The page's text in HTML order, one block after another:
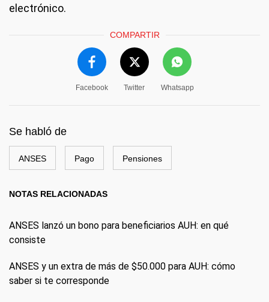
electrónico.
COMPARTIR
Facebook Twitter Whatsapp
Se habló de
ANSES Pago Pensiones
NOTAS RELACIONADAS
ANSES lanzó un bono para beneficiarios AUH: en qué
consiste
ANSES y un extra de más de $50.000 para AUH: cómo
saber si te corresponde